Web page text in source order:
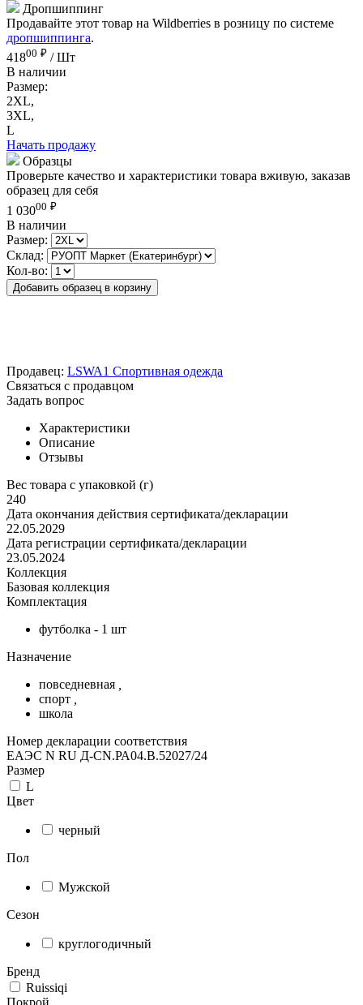
Дропшиппинг
Продавайте этот товар на Wildberries в розницу по системе
дропшиппинга.
41800 ₽ / Шт
В наличии
Размер:
2XL,
3XL,
L
Начать продажу
Образцы
Проверьте качество и характеристики товара вживую, заказав
образец для себя
1 03000 ₽
В наличии
Размер:
Склад:
Кол-во:
Добавить образец в корзину
Продавец: LSWA1 Спортивная одежда
Связаться с продавцом
Задать вопрос
Характеристики
Описание
Отзывы
Вес товара с упаковкой (г)
240
Дата окончания действия сертификата/декларации
22.05.2029
Дата регистрации сертификата/декларации
23.05.2024
Коллекция
Базовая коллекция
Комплектация
футболка - 1 шт
Назначение
повседневная
спорт
школа
Номер декларации соответствия
ЕАЭС N RU Д-CN.РА04.В.52027/24
Размер
L
Цвет
черный
Пол
Мужской
Сезон
круглогодичный
Бренд
Ruissiqi
Покрой